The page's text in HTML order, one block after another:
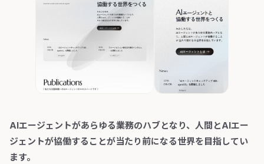
AIエージェントがあらゆる業務のハブとなり、人間とAIエー
ジェントが協働することが当たり前になる世界を目指してい
ます。